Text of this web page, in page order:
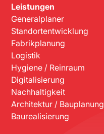
Leistungen
Generalplaner
Standortentwicklung
Fabrikplanung
Logistik
Hygiene / Reinraum
Digitalisierung
Nachhaltigkeit
Architektur / Bauplanung
Baurealisierung